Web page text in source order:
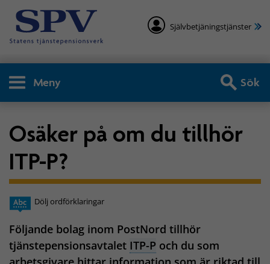
Självbetjäningstjänster
Meny Sök
Osäker på om du tillhör
ITP-P?
Dölj ordförklaringar
Följande bolag inom PostNord tillhör
tjänstepensionsavtalet ITP-P och du som